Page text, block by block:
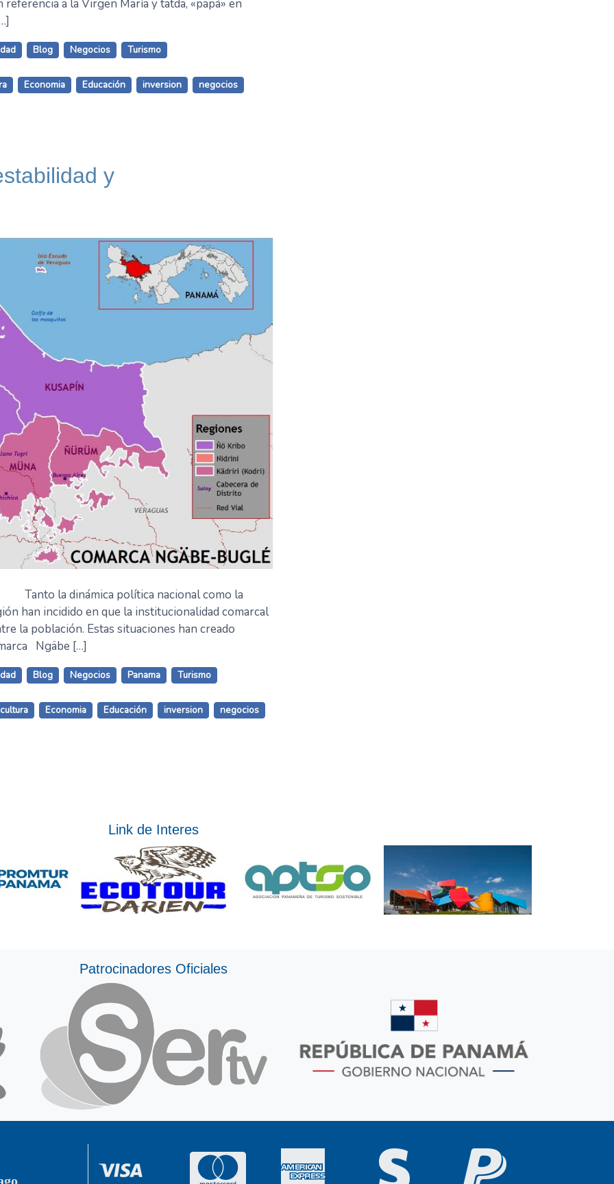
referencia a la Virgen María y tatda, «papá» en
Blog Negocios Turismo
Economia Educación inversion
negocios
y
la dinámica política nacional como la
han incidido en que la institucionalidad comarcal
la población. Estas situaciones han creado
Ngäbe […]
Blog Negocios Panama Turismo
cultura Economia Educación inversion
negocios
Link de Interes
Patrocinadores Oficiales